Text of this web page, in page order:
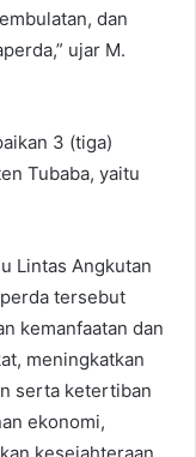
dan
ujar M.
3 (tiga)
Tubaba, yaitu
Lintas Angkutan
tersebut
kemanfaatan dan
meningkatkan
serta ketertiban
ekonomi,